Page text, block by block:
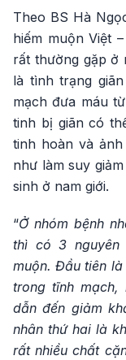
Theo BS Hà
hiếm muộn Việt
rất thường gặp ở
là tình trạng
mạch đưa máu
tinh bị giãn có
tinh hoàn và
như làm suy
sinh ở nam giới.
“Ở nhóm bệnh
thì có 3 nguyên
muộn. Đầu tiên
trong tĩnh
dẫn đến giảm
nhân thứ hai là
rất nhiều chất